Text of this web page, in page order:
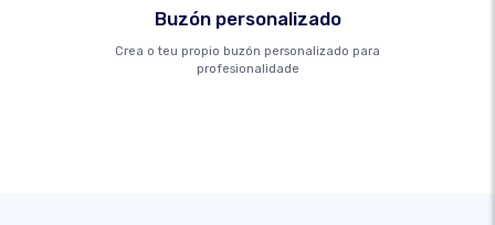
Buzón personalizado
Crea o teu propio buzón personalizado para
profesionalidade